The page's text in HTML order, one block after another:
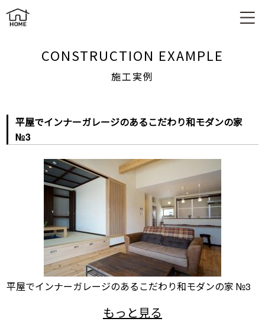
施工実例
CONSTRUCTION EXAMPLE
施工実例
平屋でインナーガレージのあるこだわり和モダンの家
№3
平屋でインナーガレージのあるこだわり和モダンの家 №3